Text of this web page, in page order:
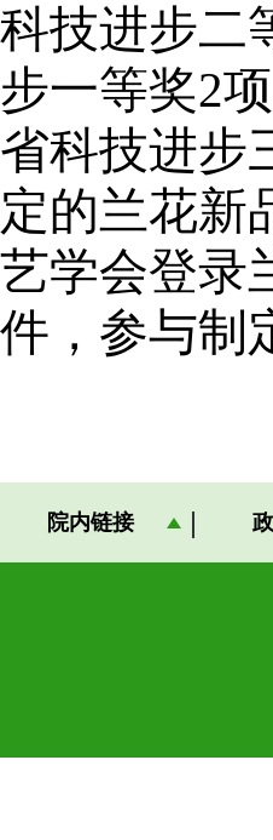
科技进步二
步一等奖2
省科技进步
定的兰花新
艺学会登录
件，参与制
院内链接